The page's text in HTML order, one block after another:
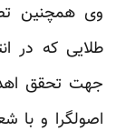
وی همچنین
طلا‌یی که در
جهت تحقق
اصولگرا و با